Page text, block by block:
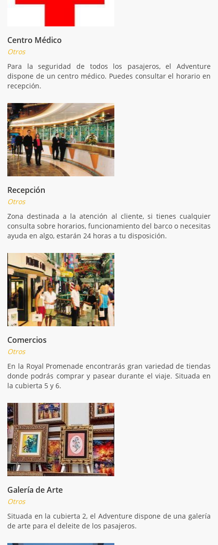
Centro Médico
Otros
Para la seguridad de todos los pasajeros, el Adventure
dispone de un centro médico. Puedes consultar el horario en
recepción.
Recepción
Otros
Zona destinada a la atención al cliente, si tienes cualquier
consulta sobre horarios, funcionamiento del barco o necesitas
ayuda en algo, estarán 24 horas a tu disposición.
Comercios
Otros
En la Royal Promenade encontrarás gran variedad de tiendas
donde podrás comprar y pasear durante el viaje. Situada en
la cubierta 5 y 6.
Galería de Arte
Otros
Situada en la cubierta 2, el Adventure dispone de una galería
de arte para el deleite de los pasajeros.